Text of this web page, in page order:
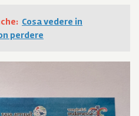
Cosa vedere in
perdere